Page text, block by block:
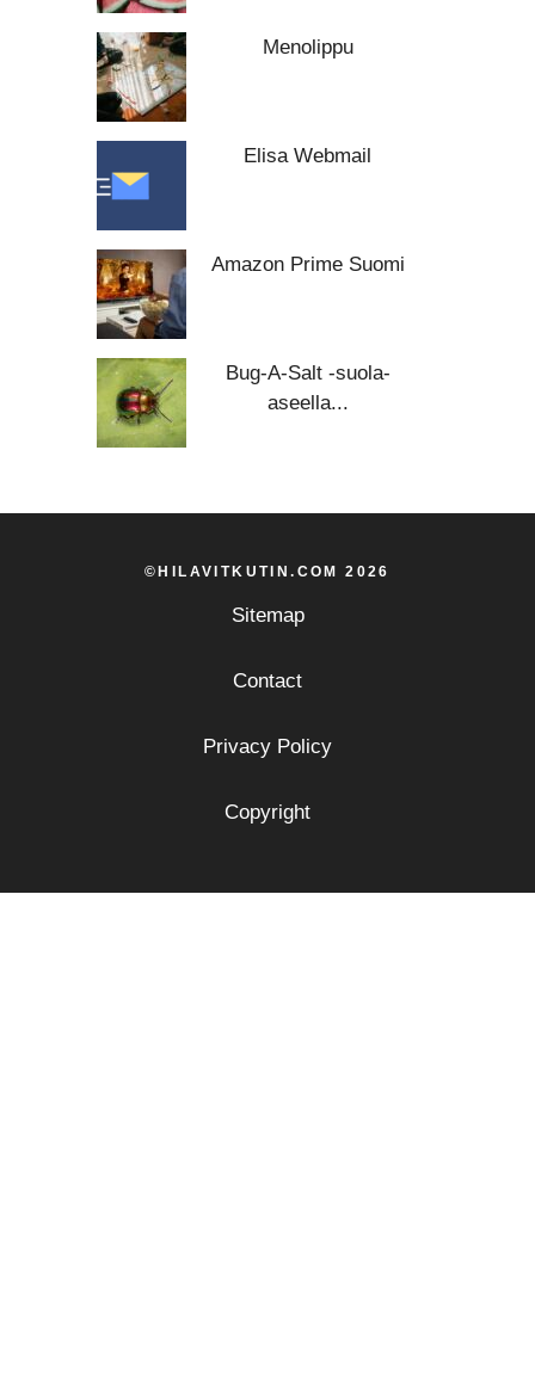
Menolippu
Elisa Webmail
Amazon Prime Suomi
Bug-A-Salt -suola-
aseella...
©HILAVITKUTIN.COM 2026
Sitemap
Contact
Privacy Policy
Copyright